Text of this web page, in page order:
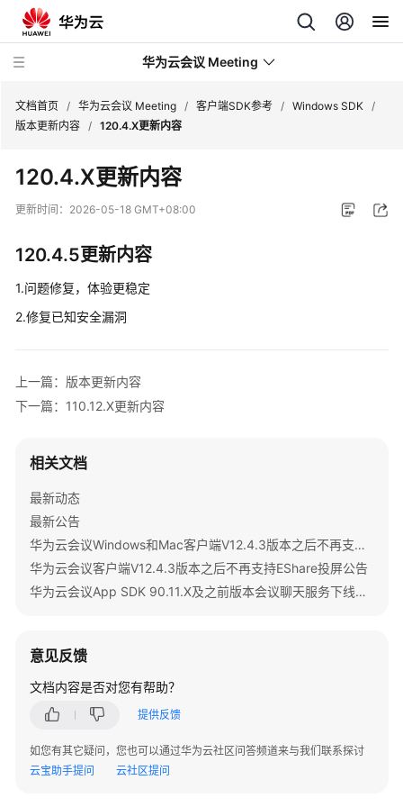
华为云会议 Meeting
新
动
服
务
告
品
介
计
说
明
购
买
快
速
管
文档首页 / 华为云会议 Meeting / 客户端SDK参考 / Windows SDK /
版本更新内容 / 120.4.X更新内容
120.4.X更新内容
更新时间： 2026-05-18 GMT+08:00
120.4.5更新内容
1.问题修复，体验更稳定
2.修复已知安全漏洞
上一篇：版本更新内容
下一篇：110.12.X更新内容
相关文档
最新动态
最新公告
华为云会议Windows和Mac客户端V12.4.3版本之后不再支持IdeaShare投屏公告
华为云会议客户端V12.4.3版本之后不再支持EShare投屏公告
华为云会议App SDK 90.11.X及之前版本会议聊天服务下线公告
意见反馈
文档内容是否对您有帮助？
提供反馈
如您有其它疑问，您也可以通过华为云社区问答频道来与我们联系探讨
云宝助手提问
云社区提问